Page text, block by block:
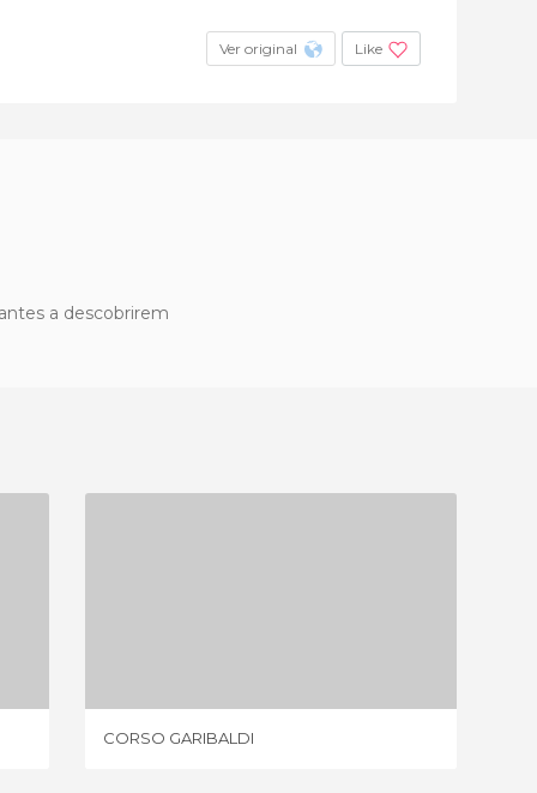
Ver original Like
a descobrirem
CORSO GARIBALDI